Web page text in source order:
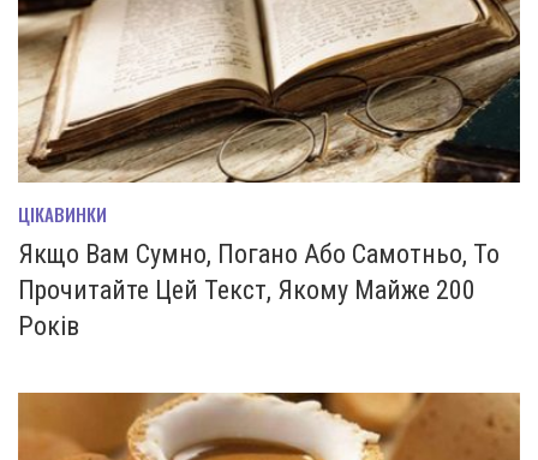
ЦІКАВИНКИ
Якщо Вам Сумно, Погано Або Самотньо, То
Прочитайте Цей Текст, Якому Майже 200
Років